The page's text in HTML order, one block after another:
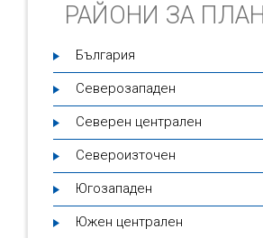
РАЙОНИ ЗА
България
Северозападен
Северен централен
Североизточен
Югозападен
Южен централен